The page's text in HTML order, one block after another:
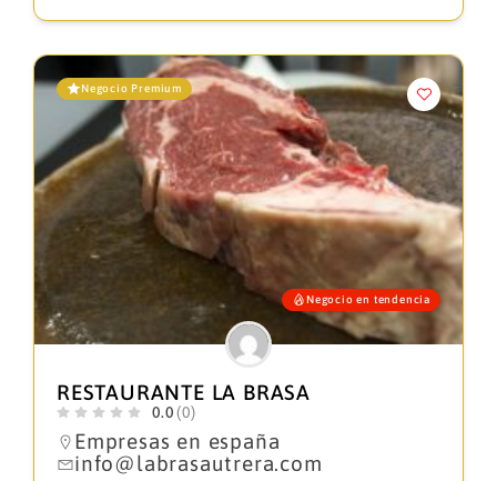
Negocio Premium
Negocio en tendencia
RESTAURANTE LA BRASA
0.0 (0)
Empresas en españa
info@labrasautrera.com